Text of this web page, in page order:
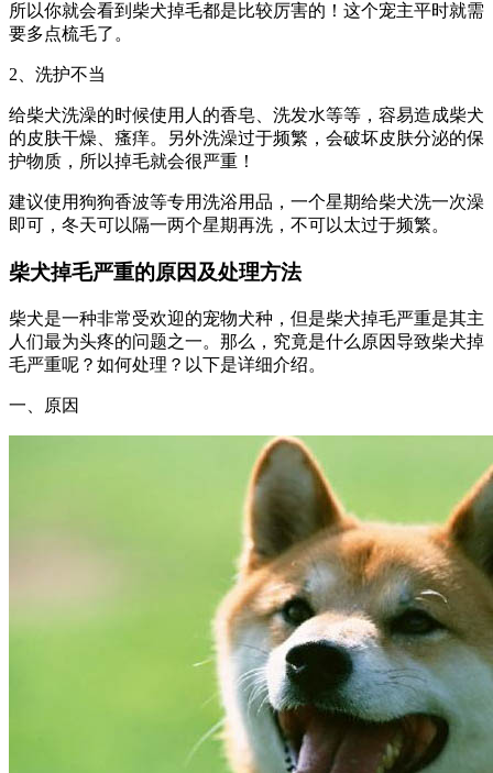
所以你就会看到柴犬掉毛都是比较厉害的！这个宠主平时就需
要多点梳毛了。
2、洗护不当
给柴犬洗澡的时候使用人的香皂、洗发水等等，容易造成柴犬
的皮肤干燥、瘙痒。另外洗澡过于频繁，会破坏皮肤分泌的保
护物质，所以掉毛就会很严重！
建议使用狗狗香波等专用洗浴用品，一个星期给柴犬洗一次澡
即可，冬天可以隔一两个星期再洗，不可以太过于频繁。
柴犬掉毛严重的原因及处理方法
柴犬是一种非常受欢迎的宠物犬种，但是柴犬掉毛严重是其主
人们最为头疼的问题之一。那么，究竟是什么原因导致柴犬掉
毛严重呢？如何处理？以下是详细介绍。
一、原因